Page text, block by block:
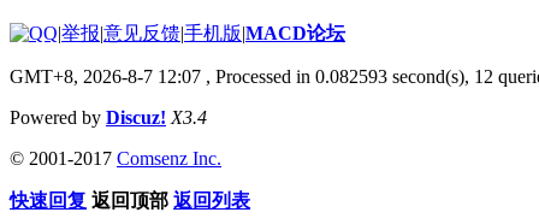
|举报|意见反馈|手机版|MACD论坛
GMT+8, 2026-8-7 12:07 , Processed in 0.082593 second(s), 12
Powered by Discuz! X3.4
© 2001-2017 Comsenz Inc.
快速回复 返回顶部 返回列表